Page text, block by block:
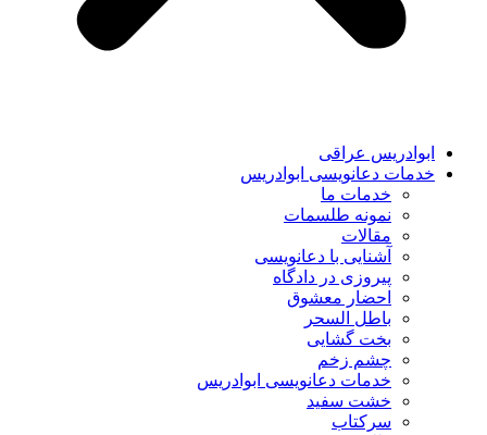
ابوادریس عراقی
خدمات دعانویسی ابوادریس
خدمات ما
نمونه طلسمات
مقالات
آشنایی با دعانویسی
پیروزی در دادگاه
احضار معشوق
باطل السحر
بخت گشایی
چشم زخم
خدمات دعانویسی ابوادریس
خشت سفید
سرکتاب